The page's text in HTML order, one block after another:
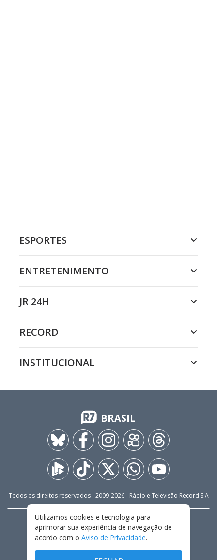
ESPORTES
ENTRETENIMENTO
JR 24H
RECORD
INSTITUCIONAL
BRASIL
Todos os direitos reservados - 2009-2026- Rádio e Televisão Record S.A
FALE CONOSCO
PRIVACIDADE
TERMOS E CONDIÇÕES DE USO
Utilizamos cookies e tecnologia para
aprimorar sua experiência de navegação de
acordo com o Aviso de Privacidade.